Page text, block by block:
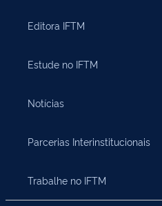
Editora IFTM
Estude no IFTM
Notícias
Parcerias Interinstitucionais
Trabalhe no IFTM